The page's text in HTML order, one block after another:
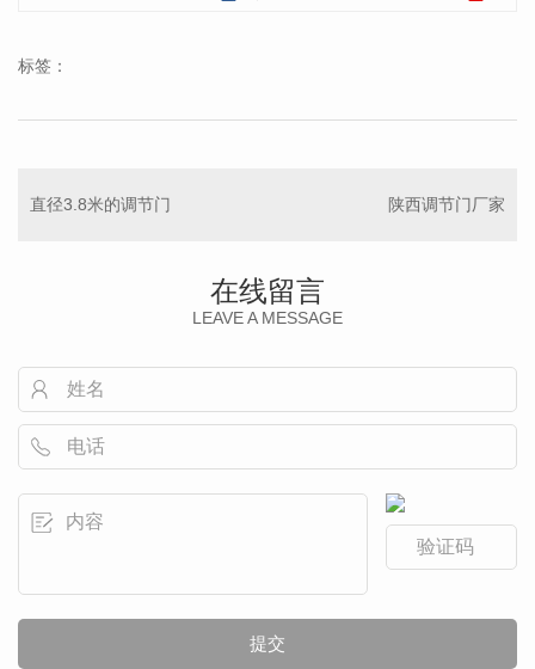
标签：
直径3.8米的调节门 陕西调节门厂家
在线留言
LEAVE A MESSAGE